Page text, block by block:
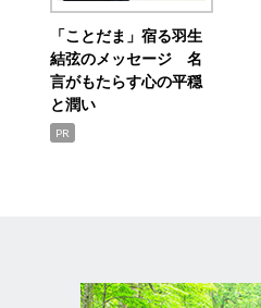
「ことだま」宿る羽生
結弦のメッセージ 名
言がもたらす心の平穏
と潤い
PR